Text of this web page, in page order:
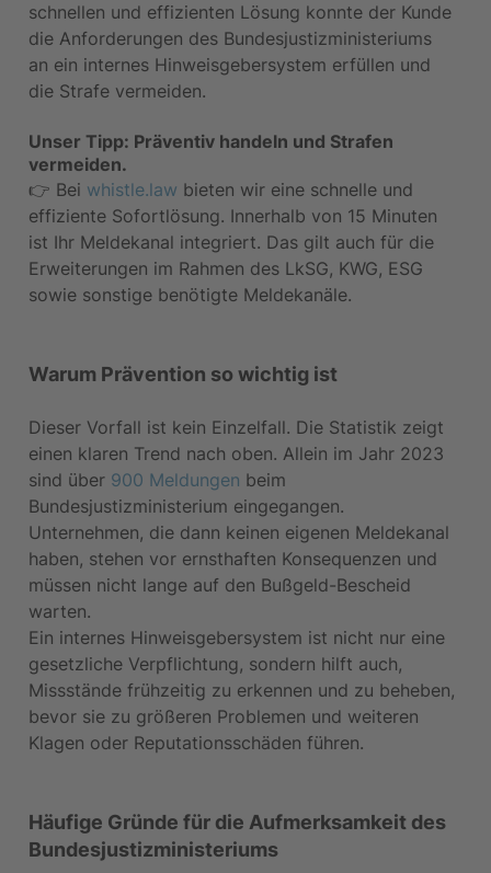
schnellen und effizienten Lösung konnte der Kunde
die Anforderungen des Bundesjustizministeriums
an ein internes Hinweisgebersystem erfüllen und
die Strafe vermeiden.
Unser Tipp: Präventiv handeln und Strafen
vermeiden.
👉 Bei whistle.law bieten wir eine schnelle und
effiziente Sofortlösung. Innerhalb von 15 Minuten
ist Ihr Meldekanal integriert. Das gilt auch für die
Erweiterungen im Rahmen des LkSG, KWG, ESG
sowie sonstige benötigte Meldekanäle.
Warum Prävention so wichtig ist
Dieser Vorfall ist kein Einzelfall. Die Statistik zeigt
einen klaren Trend nach oben. Allein im Jahr 2023
sind über 900 Meldungen beim
Bundesjustizministerium eingegangen.
Unternehmen, die dann keinen eigenen Meldekanal
haben, stehen vor ernsthaften Konsequenzen und
müssen nicht lange auf den Bußgeld-Bescheid
warten.
Ein internes Hinweisgebersystem ist nicht nur eine
gesetzliche Verpflichtung, sondern hilft auch,
Missstände frühzeitig zu erkennen und zu beheben,
bevor sie zu größeren Problemen und weiteren
Klagen oder Reputationsschäden führen.
Häufige Gründe für die Aufmerksamkeit des
Bundesjustizministeriums